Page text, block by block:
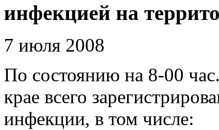
инфекцией на
7 июля 2008
По состоянию на 8-00
крае всего
инфекции, в том числе: